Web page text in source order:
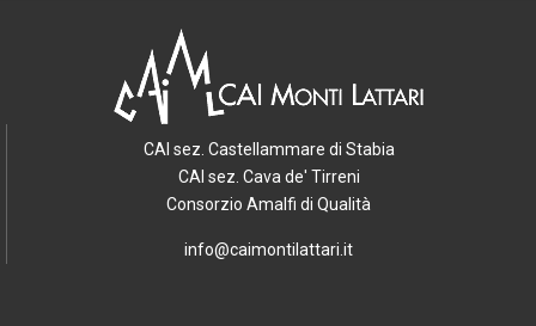
CAI sez. Castellammare di Stabia
CAI sez. Cava de' Tirreni
Consorzio Amalfi di Qualità
info@caimontilattari.it